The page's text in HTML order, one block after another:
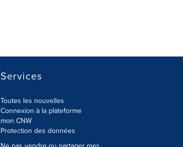
Services
Toutes les nouvelles
Connexion à la plateforme
mon CNW
Protection des données